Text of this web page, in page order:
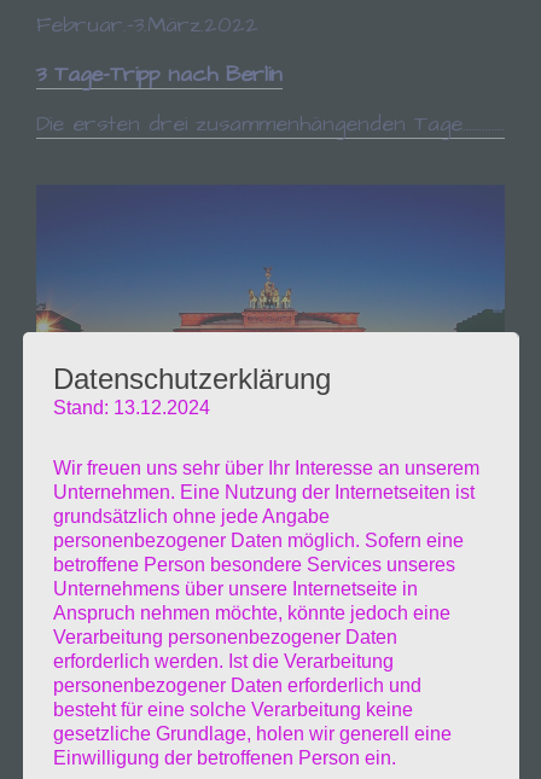
Februar.-3.März.2022
3 Tage-Tripp nach Berlin
Die ersten drei zusammenhängenden Tage………….
27.Februar.2022
Der Krieg geht weiter,
die Welt beschließt Sanktionen gegen
Russland. Auf der Ukraine fliehen die
Menschen. Auf die Details möchte ich nicht
weiter eingehen die kann man in den Medien
ansehen und nachlesen.
Freiheit für dir
Datenschutzerklärung
Stand: 13.12.2024
Wir freuen uns sehr über Ihr Interesse an unserem
Unternehmen. Eine Nutzung der Internetseiten ist
grundsätzlich ohne jede Angabe
personenbezogener Daten möglich. Sofern eine
betroffene Person besondere Services unseres
Unternehmens über unsere Internetseite in
Anspruch nehmen möchte, könnte jedoch eine
Verarbeitung personenbezogener Daten
erforderlich werden. Ist die Verarbeitung
personenbezogener Daten erforderlich und
besteht für eine solche Verarbeitung keine
gesetzliche Grundlage, holen wir generell eine
Einwilligung der betroffenen Person ein.